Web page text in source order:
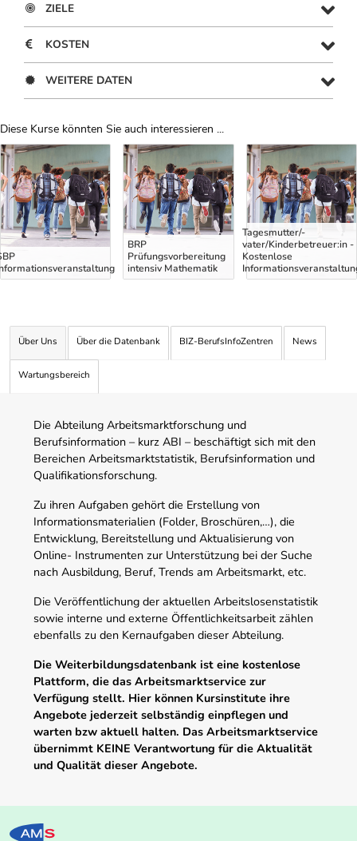
ZIELE
KOSTEN
WEITERE DATEN
Diese Kurse könnten Sie auch interessieren ...
Uber Weiterbildungsvorschläge
BRP
Prüfungsvorbereitung
intensiv Mathematik
Tagesmutter/-
vater/Kinderbetreuer:in -
Kostenlose
Über Uns Über die Datenbank BIZ-BerufsInfoZentren News
Wartungsbereich
Die Abteilung Arbeitsmarktforschung und
Berufsinformation – kurz ABI – beschäftigt sich mit den
Bereichen Arbeitsmarktstatistik, Berufsinformation und
Qualifikationsforschung.
Zu ihren Aufgaben gehört die Erstellung von
Informationsmaterialien (Folder, Broschüren,…), die
Entwicklung, Bereitstellung und Aktualisierung von
Online- Instrumenten zur Unterstützung bei der Suche
nach Ausbildung, Beruf, Trends am Arbeitsmarkt, etc.
Die Veröffentlichung der aktuellen Arbeitslosenstatistik
sowie interne und externe Öffentlichkeitsarbeit zählen
ebenfalls zu den Kernaufgaben dieser Abteilung.
Die Weiterbildungsdatenbank ist eine kostenlose
Plattform, die das Arbeitsmarktservice zur
Verfügung stellt. Hier können Kursinstitute ihre
Angebote jederzeit selbständig einpflegen und
warten bzw aktuell halten. Das Arbeitsmarktservice
übernimmt KEINE Verantwortung für die Aktualität
und Qualität dieser Angebote.